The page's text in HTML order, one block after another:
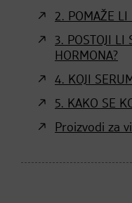
2. POMAŽE LI
3. POSTOJI LI
HORMONA?
4. KOJI
5. KAKO SE
Proizvodi za